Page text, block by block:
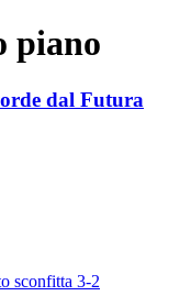
piano
dal Futura
sconfitta 3-2